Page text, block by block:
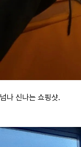
넘나 신나는 쇼핑샷.​